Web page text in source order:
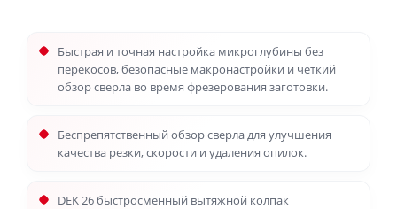
Быстрая и точная настройка микроглубины без
перекосов, безопасные макронастройки и четкий
обзор сверла во время фрезерования заготовки.
Беспрепятственный обзор сверла для улучшения
качества резки, скорости и удаления опилок.
DEK 26 быстросменный вытяжной колпак